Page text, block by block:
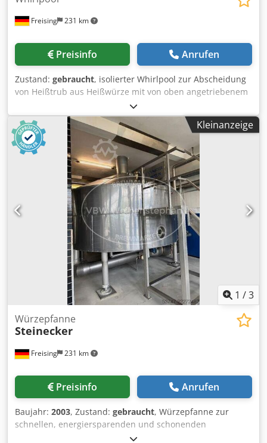
Pumpen und Kesseln kann die Maische des zweiten Suds
begonnen werden, während der erste Sud noch gekocht
Freising 231 km
Preisinfo Anrufen
Zustand: gebraucht, isolierter Whirlpool zur Abscheidung
von Heißtrub aus Heißwürze mit von oben angetriebenem
Austragungssystem. Ausgestattet mit Trichter zur
Hopfengabe. Maschine (Zusatz): Heißtrubabscheidung und
-austragung mit Hopfengabevorrichtung Dodpfx Afezi
Atpeveck Kapazität: 1500 l Material: Edelstahl Ausstattung:
Isolierung; Hopfengabevorrichtung; Trubaustragung
Kleinanzeige
1 /3
Freising 231 km
Würzepfanne
Steinecker
Preisinfo Anrufen
Baujahr: 2003, Zustand: gebraucht, Würzepfanne zur
schnellen, energiersparenden und schonenden
Würzekochung im Merlin©-System. Die Würze wird über